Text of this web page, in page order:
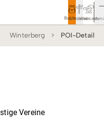
Buchen
Entdecken
Webcam
Rathaus
Winterberg POI-Detail
Vereine